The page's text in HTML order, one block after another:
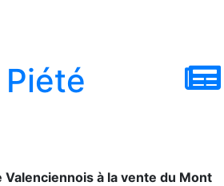
à la vente du Mont